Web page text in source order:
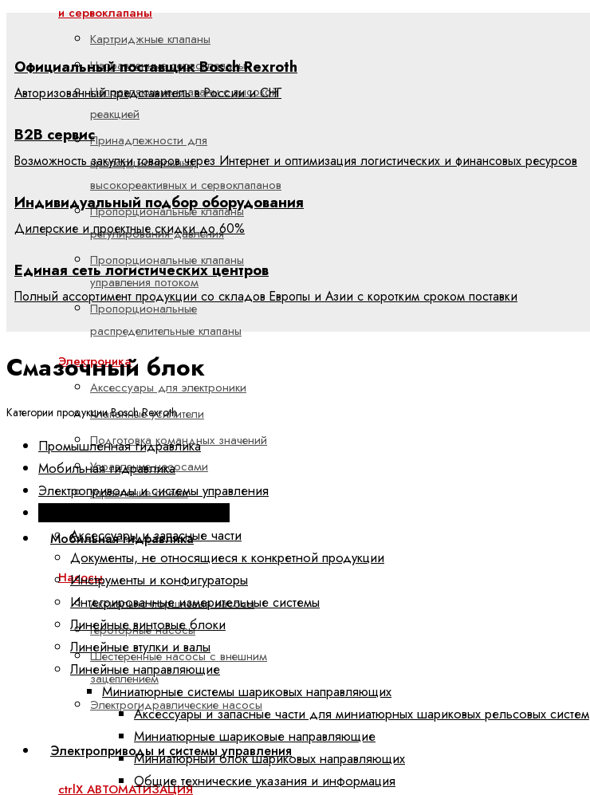
и сервоклапаны
Картриджные клапаны
Направленные сервоклапаны
Направляющие клапаны с высокой
реакцией
Принадлежности для
пропорциональных,
высокореактивных и сервоклапанов
Пропорциональные клапаны
регулирования давления
Пропорциональные клапаны
управления потоком
Пропорциональные
распределительные клапаны
Электроника
Аксессуары для электроники
Клапанные усилители
Подготовка командных значений
Управление насосами
Управление осями
Мобильная гидравлика
Насосы
Аксиально-поршневые насосы
Героторные насосы
Шестеренные насосы с внешним
зацеплением
Электрогидравлические насосы
Электроприводы и системы управления
ctrlX АВТОМАТИЗАЦИЯ
Официальный поставщик Bosch Rexroth
Авторизованный представитель в России и СНГ
B2B сервис
Возможность закупки товаров через Интернет и оптимизация логистических и финансовых ресурсов
Индивидуальный подбор оборудования
Дилерские и проектные скидки до 60%
Единая сеть логистических центров
Полный ассортимент продукции со складов Европы и Азии с коротким сроком поставки
Смазочный блок
Категории продукции Bosch Rexroth
Промышленная гидравлика
Мобильная гидравлика
Электроприводы и системы управления
Аксессуары и запасные части
Документы, не относящиеся к конкретной продукции
Инструменты и конфигураторы
Интегрированные измерительные системы
Линейные винтовые блоки
Линейные втулки и валы
Линейные направляющие
Миниатюрные системы шариковых направляющих
Аксессуары и запасные части для миниатюрных шариковых рельсовых систем
Миниатюрные шариковые направляющие
Миниатюрный блок шариковых направляющих
Общие технические указания и информация